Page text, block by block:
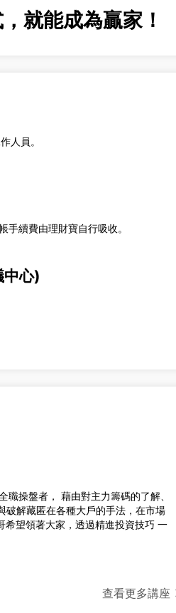
就能成為贏家！
人員。
續費由理財寶自行吸收。
心)
操盤者， 藉由對主力籌碼的了解、
破解藏匿在各種大戶的手法，在市場
希望領著大家，透過精進投資技巧 一
查看更多講座